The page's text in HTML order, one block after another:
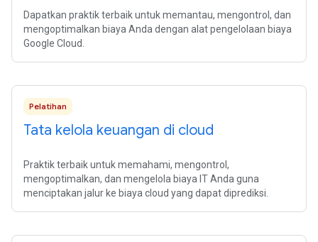
Dapatkan praktik terbaik untuk memantau, mengontrol, dan
mengoptimalkan biaya Anda dengan alat pengelolaan biaya
Google Cloud.
Pelatihan
Tata kelola keuangan di cloud
Praktik terbaik untuk memahami, mengontrol,
mengoptimalkan, dan mengelola biaya IT Anda guna
menciptakan jalur ke biaya cloud yang dapat diprediksi.